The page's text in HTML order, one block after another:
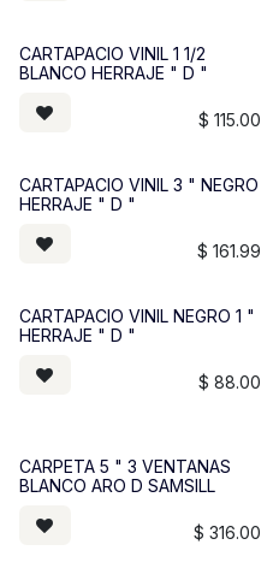
CARTAPACIO VINIL 1 1/2
BLANCO HERRAJE " D "
$ 115.00
CARTAPACIO VINIL 3 " NEGRO
HERRAJE " D "
$ 161.99
CARTAPACIO VINIL NEGRO 1 "
HERRAJE " D "
$ 88.00
CARPETA 5 " 3 VENTANAS
BLANCO ARO D SAMSILL
$ 316.00